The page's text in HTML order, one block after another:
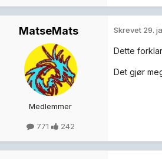
MatseMats
Medlemmer
771 242
Skrevet 29.
Dette
Det gjør